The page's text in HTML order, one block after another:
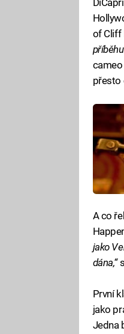
of Cliff
cameo
přesto
A co
jako
dána,“
První
jako
Jedna